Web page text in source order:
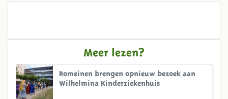
Meer lezen?
Romeinen brengen opnieuw bezoek aan
Wilhelmina Kinderziekenhuis